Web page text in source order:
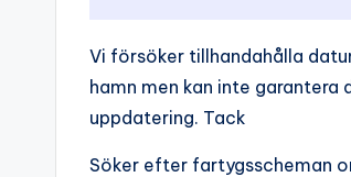
Vi försöker tillhandahålla
hamn men kan inte
uppdatering. Tack
Söker efter fartygsscheman